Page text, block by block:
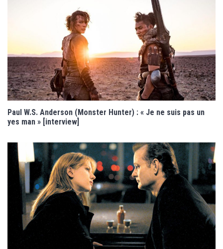
Paul W.S. Anderson (Monster Hunter) : « Je ne suis pas un
yes man » [interview]